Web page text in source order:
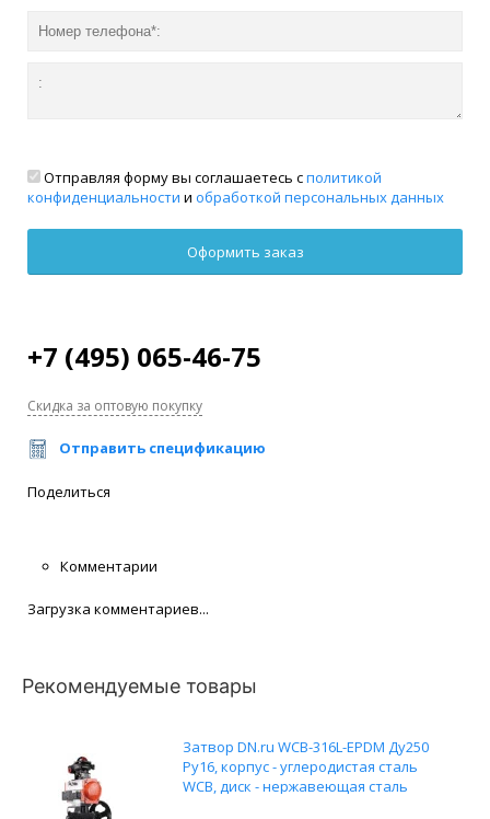
Отправляя форму вы соглашаетесь сполитикой
конфиденциальности и обработкой персональных данных
+7 (495) 065-46-75
Скидка за оптовую покупку
Отправить спецификацию
Поделиться
Комментарии
Загрузка комментариев...
Рекомендуемые товары
Затвор DN.ru WCB-316L-EPDM Ду250
Ру16, корпус - углеродистая сталь
WCB, диск - нержавеющая сталь